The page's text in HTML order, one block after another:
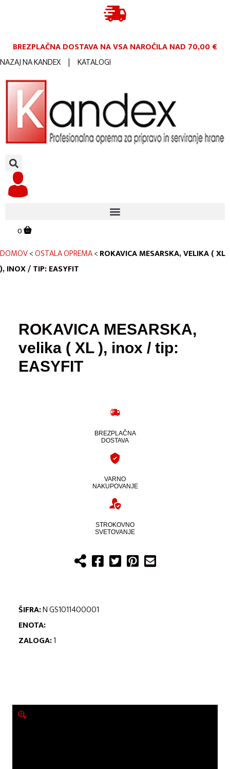
BREZPLAČNA DOSTAVA NA VSA NAROČILANAD 70,00 €
NAZAJ NA KANDEX | KATALOGI
0
DOMOV<OSTALA OPREMA<ROKAVICA MESARSKA, VELIKA ( XL
), INOX / TIP: EASYFIT
ROKAVICA MESARSKA,
velika ( XL ), inox / tip:
EASYFIT
BREZPLAČNA
DOSTAVA
VARNO
NAKUPOVANJE
STROKOVNO
SVETOVANJE
ŠIFRA:N GS1011400001
ENOTA:
ZALOGA:1